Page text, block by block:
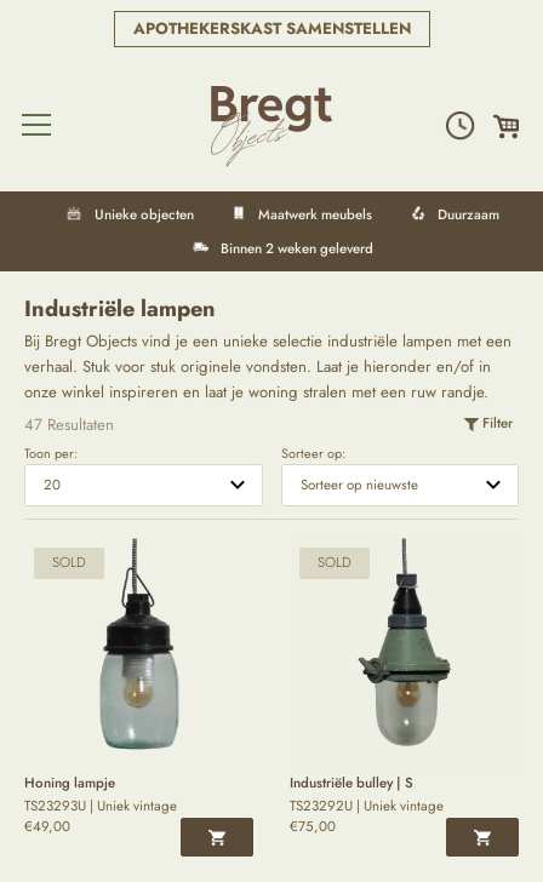
APOTHEKERSKAST SAMENSTELLEN
Unieke objecten Maatwerk meubels
Duurzaam
Binnen 2 weken geleverd
Industriële lampen
Bij Bregt Objects vind je een unieke selectie industriële lampen met een
verhaal. Stuk voor stuk originele vondsten. Laat je hieronder en/of in
onze winkel inspireren en laat je woning stralen met een ruw randje.
47 Resultaten
Filter
Toon per:
Sorteer op:
SOLD
Honing lampje
TS23293U | Uniek vintage
€49,00
SOLD
Industriële bulley | S
TS23292U | Uniek vintage
€75,00